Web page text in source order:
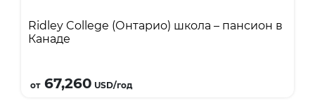
Ridley College (Онтарио) школа – пансион в
Канаде
от67,260 USD/год